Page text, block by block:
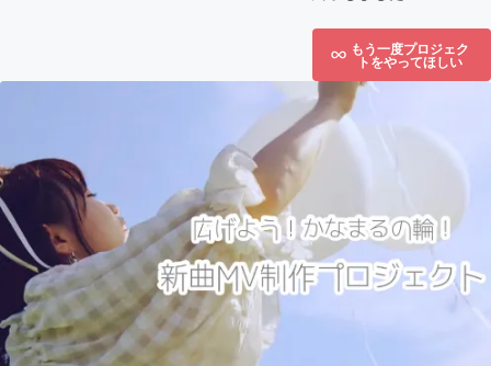
もう一度プロジェク
トをやってほしい